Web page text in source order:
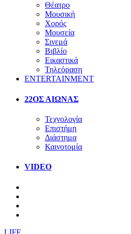
Θέατρο
Μουσική
Χορός
Μουσεία
Σινεμά
Βιβλίο
Εικαστικά
Τηλεόραση
ENTERTAINMENT
22ΟΣ ΑΙΩΝΑΣ
Τεχνολογία
Επιστήμη
Διάστημα
Καινοτομία
VIDEO
LIFE